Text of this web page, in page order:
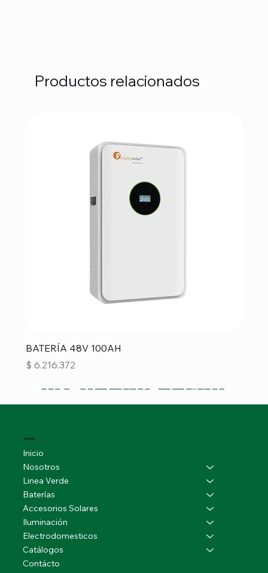
Productos relacionados
BATERÍA 48V 100AH
Precio
$ 6.216.372
Tienda
Inicio
Nosotros
Linea Verde
Baterías
Accesorios Solares
Iluminación
Electrodomesticos
Catálogos
Contácto